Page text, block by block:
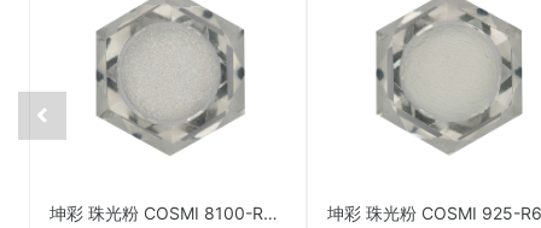
坤彩 珠光粉 COSMI 8100-R5 超强超闪松绿色